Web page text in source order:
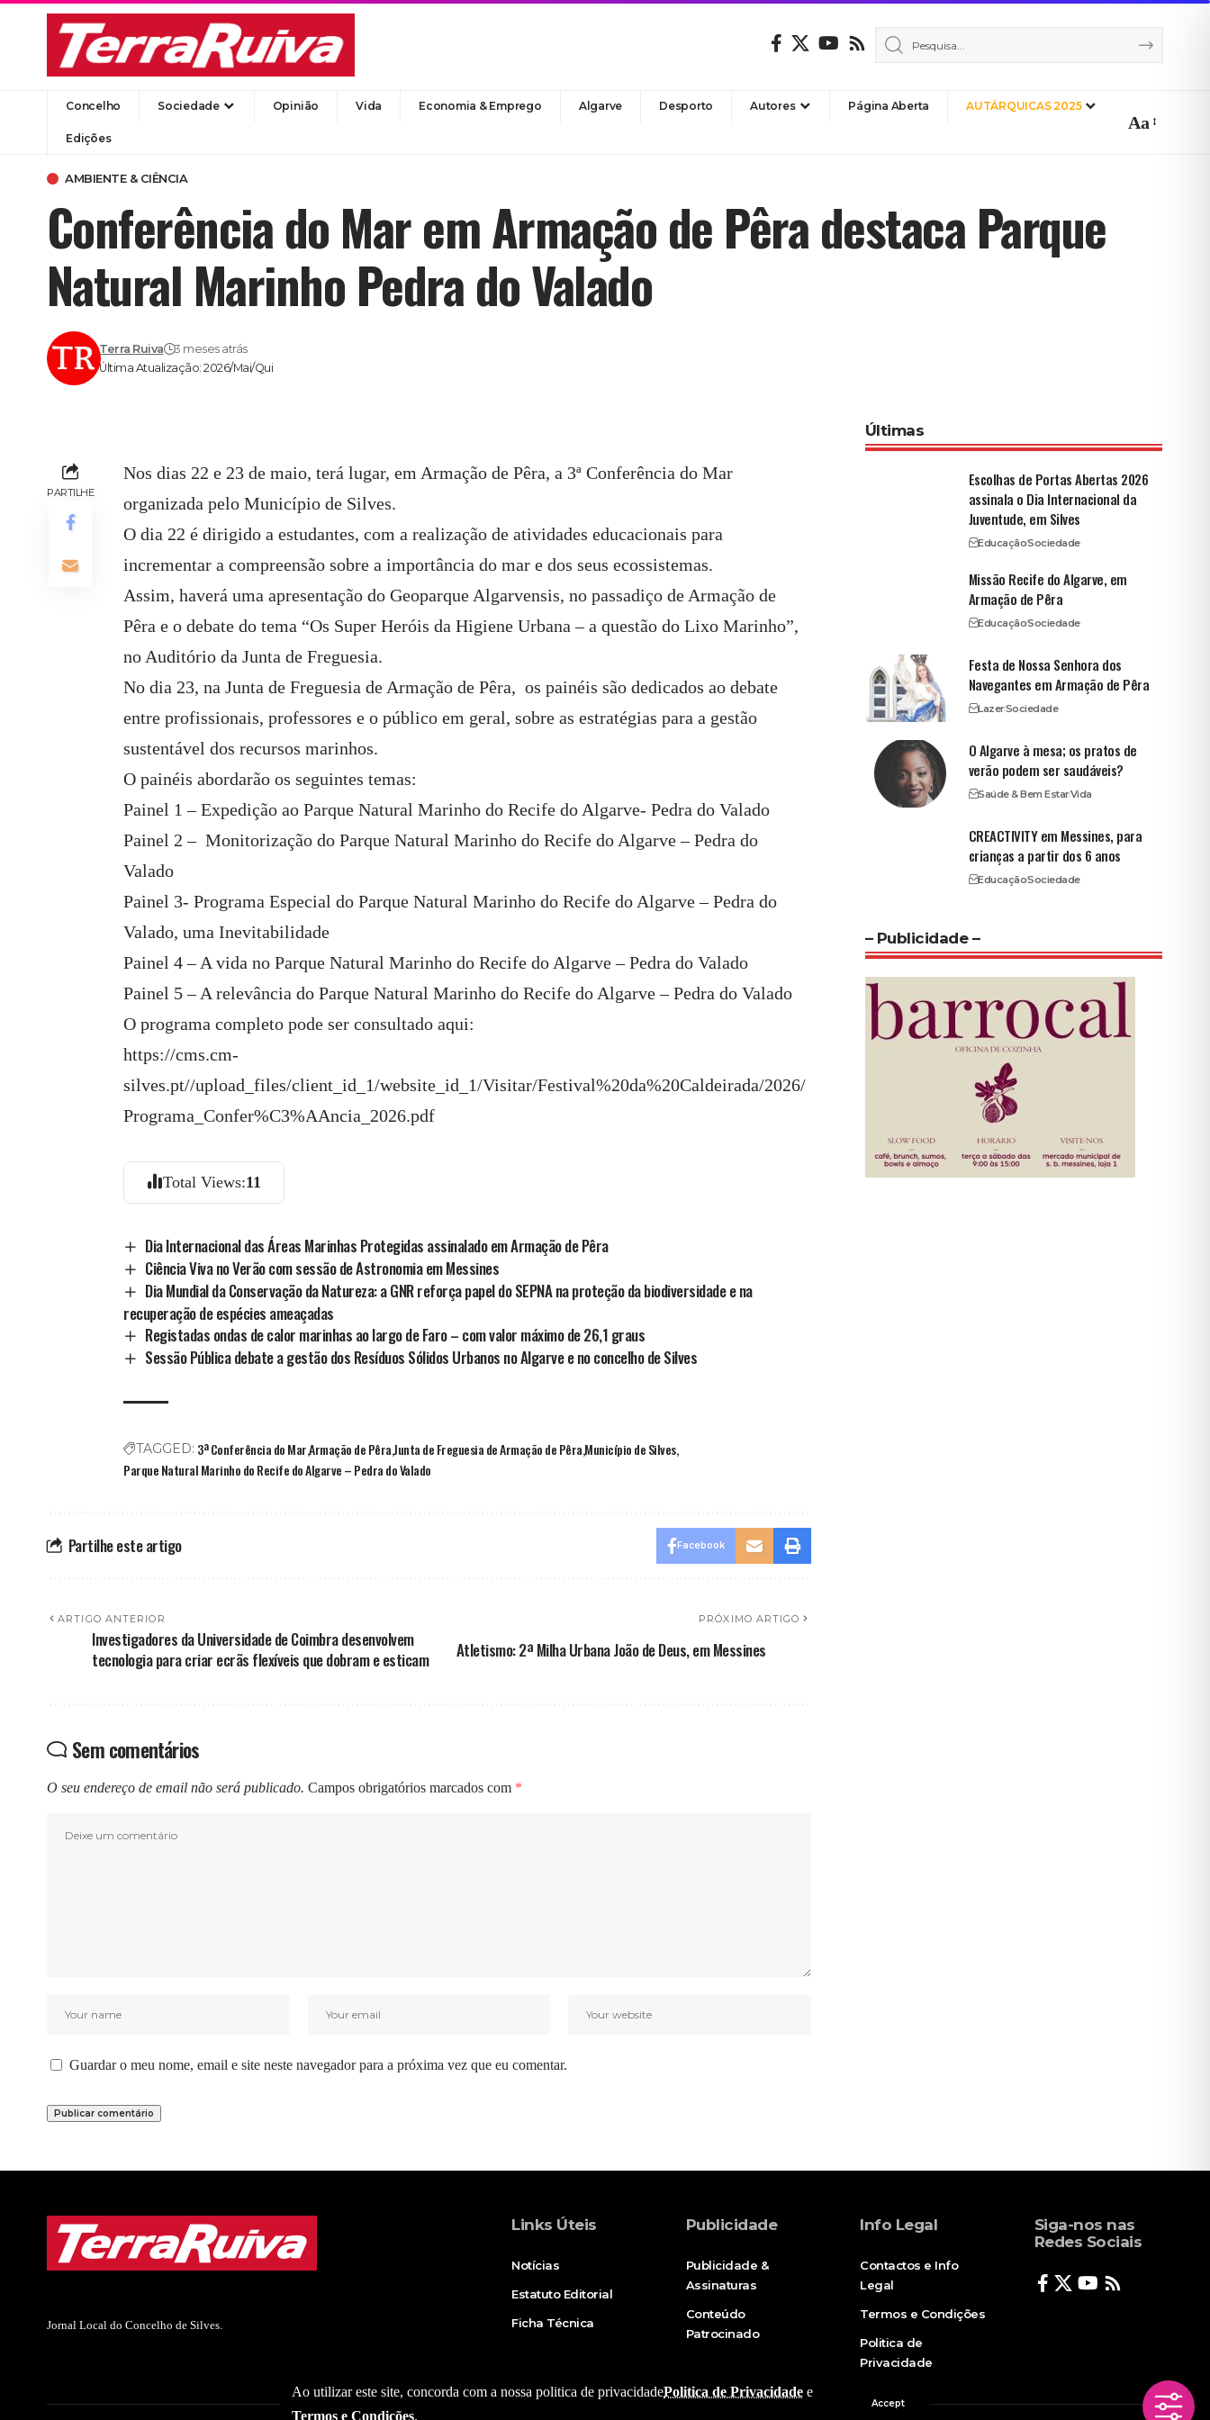
Ao utilizar este site, concorda com a nossa politica de privacidadePolitica de Privacidade e
Termos e Condições.
Accept
Concelho Sociedade Opinião Vida Economia & Emprego Algarve Desporto Autores Página Aberta AUTÁRQUICAS 2025
Edições
Aa
AMBIENTE & CIÊNCIA
Conferência do Mar em Armação de Pêra destaca Parque
Natural Marinho Pedra do Valado
Última Atualização: 2026/Mai/Qui
Terra Ruiva 3 meses atrás
PARTILHE
Nos dias 22 e 23 de maio, terá lugar, em Armação de Pêra, a 3ª Conferência do Mar
organizada pelo Município de Silves.
O dia 22 é dirigido a estudantes, com a realização de atividades educacionais para
incrementar a compreensão sobre a importância do mar e dos seus ecossistemas.
Assim, haverá uma apresentação do Geoparque Algarvensis, no passadiço de Armação de
Pêra e o debate do tema “Os Super Heróis da Higiene Urbana – a questão do Lixo Marinho”,
no Auditório da Junta de Freguesia.
No dia 23, na Junta de Freguesia de Armação de Pêra, os painéis são dedicados ao debate
entre profissionais, professores e o público em geral, sobre as estratégias para a gestão
sustentável dos recursos marinhos.
O painéis abordarão os seguintes temas:
Painel 1 – Expedição ao Parque Natural Marinho do Recife do Algarve- Pedra do Valado
Painel 2 – Monitorização do Parque Natural Marinho do Recife do Algarve – Pedra do
Valado
Painel 3- Programa Especial do Parque Natural Marinho do Recife do Algarve – Pedra do
Valado, uma Inevitabilidade
Painel 4 – A vida no Parque Natural Marinho do Recife do Algarve – Pedra do Valado
Painel 5 – A relevância do Parque Natural Marinho do Recife do Algarve – Pedra do Valado
O programa completo pode ser consultado aqui:
https://cms.cm-
silves.pt//upload_files/client_id_1/website_id_1/Visitar/Festival%20da%20Caldeirada/2026/
Programa_Confer%C3%AAncia_2026.pdf
Total Views:11
Dia Internacional das Áreas Marinhas Protegidas assinalado em Armação de Pêra
Ciência Viva no Verão com sessão de Astronomia em Messines
Dia Mundial da Conservação da Natureza: a GNR reforça papel do SEPNA na proteção da biodiversidade e na
recuperação de espécies ameaçadas
Registadas ondas de calor marinhas ao largo de Faro – com valor máximo de 26,1 graus
Sessão Pública debate a gestão dos Resíduos Sólidos Urbanos no Algarve e no concelho de Silves
TAGGED: 3ª Conferência do MarArmação de PêraJunta de Freguesia de Armação de PêraMunicípio de Silves
Parque Natural Marinho do Recife do Algarve – Pedra do Valado
Partilhe este artigo Facebook
ARTIGO ANTERIOR
Investigadores da Universidade de Coimbra desenvolvem
tecnologia para criar ecrãs flexíveis que dobram e esticam
PRÓXIMO ARTIGO
Atletismo: 2ª Milha Urbana João de Deus, em Messines
Sem comentários
O seu endereço de email não será publicado. Campos obrigatórios marcados com *
Guardar o meu nome, email e site neste navegador para a próxima vez que eu comentar.
Últimas
Escolhas de Portas Abertas 2026
assinala o Dia Internacional da
Juventude, em Silves
EducaçãoSociedade
Missão Recife do Algarve, em
Armação de Pêra
EducaçãoSociedade
Festa de Nossa Senhora dos
Navegantes em Armação de Pêra
LazerSociedade
O Algarve à mesa; os pratos de
verão podem ser saudáveis?
Saúde & Bem EstarVida
CREACTIVITY em Messines, para
crianças a partir dos 6 anos
EducaçãoSociedade
– Publicidade –
Jornal Local do Concelho de Silves.
Links Úteis
Notícias
Estatuto Editorial
Ficha Técnica
Publicidade
Publicidade &
Assinaturas
Conteúdo
Patrocinado
Info Legal
Contactos e Info
Legal
Termos e Condições
Politica de
Privacidade
Siga-nos nas
Redes Sociais